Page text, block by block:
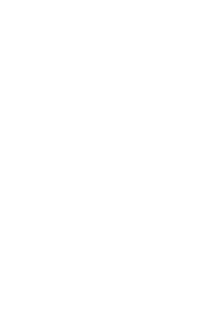
miren “más allá de sus
y partidistas”, que
audacia los grandes
los ecuatorianos,
estructural, la
el creciente
urgente de salud y
del narcotráfico, el
pública
como estrategia
Y añaden:
a quienes no han
de todo discurso
división y la violencia y
esfuerzos para lograr